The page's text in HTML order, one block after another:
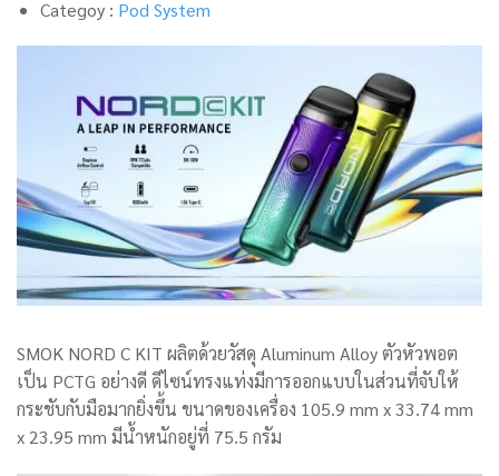
Categoy : Pod System
SMOK NORD C KIT ผลิตด้วยวัสดุ Aluminum Alloy ตัวหัวพอต
เป็น PCTG อย่างดี ดีไซน์ทรงแท่งมีการออกแบบในส่วนที่จับให้
กระชับกับมือมากยิ่งขึ้น ขนาดของเครื่อง 105.9 mm x 33.74 mm
x 23.95 mm มีน้ำหนักอยู่ที่ 75.5 กรัม